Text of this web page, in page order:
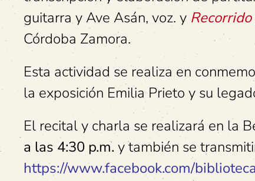
guitarra y Ave Asán, voz. y
Córdoba Zamora.
Esta actividad se realiza en
la exposición Emilia Prieto y su
El recital y charla se realizará en la
a las 4:30 p.m. y también se
https://www.facebook.com/